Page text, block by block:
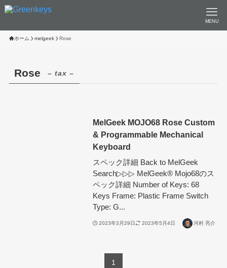
MENU
ホーム melgeek Rose
Rose – tax –
MelGeek MOJO68 Rose Custom
& Programmable Mechanical
Keyboard
スペック詳細 Back to MelGeek
Search▷▷▷ MelGeek®︎ Mojo68のス
ペック詳細 Number of Keys: 68
Keys Frame: Plastic Frame Switch
Type: G...
2023年3月29日 2023年5月4日 河村 亮介
1